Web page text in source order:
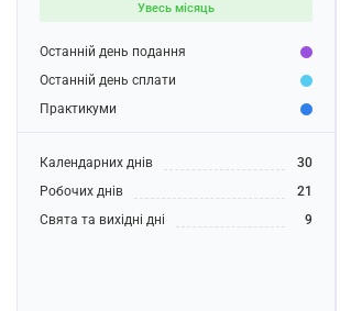
Увесь місяць
Останній день подання
Останній день сплати
Практикуми
Календарних днів
30
Робочих днів
21
Свята та вихідні дні
9